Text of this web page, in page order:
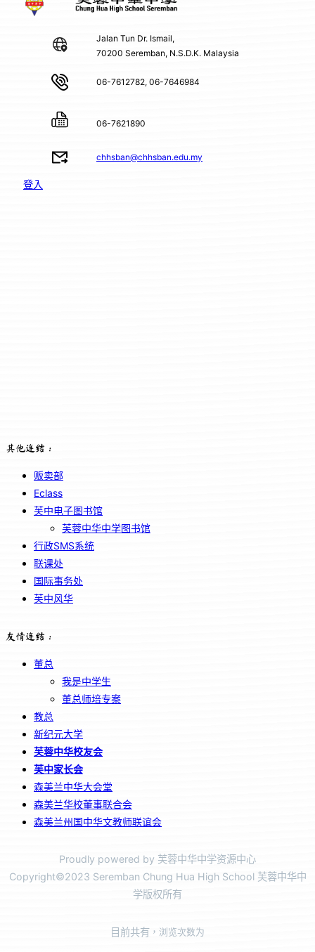
Jalan Tun Dr. Ismail,
70200 Seremban, N.S.D.K. Malaysia
06-7612782, 06-7646984
06-7621890
chhsban@chhsban.edu.my
登入
其他连结：
贩卖部
Eclass
芙中电子图书馆
芙蓉中华中学图书馆
行政SMS系统
联课处
国际事务处
芙中风华
友情连结：
董总
我是中学生
董总师培专案
教总
新纪元大学
芙蓉中华校友会
芙中家长会
森美兰中华大会堂
森美兰华校董事联合会
森美兰州国中华文教师联谊会
Proudly powered by 芙蓉中华中学资源中心
Copyright©2023 Seremban Chung Hua High School 芙蓉中华中
学版权所有
目前共有 ，浏览次数为